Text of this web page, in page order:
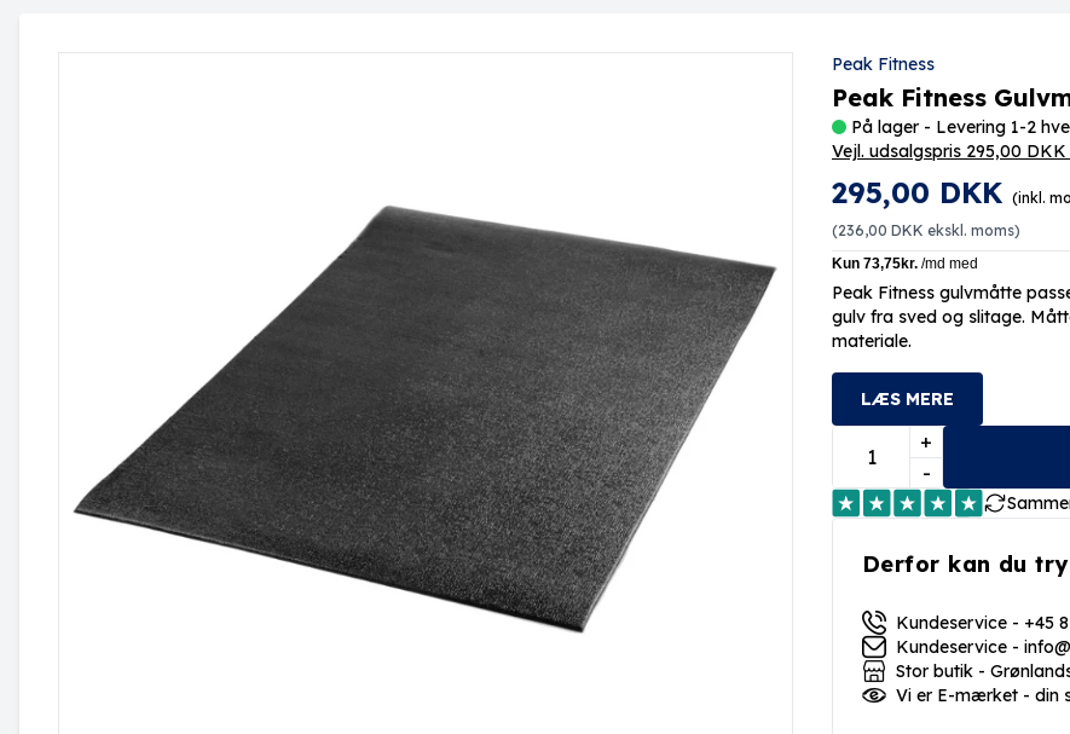
Peak Fitness
Peak Fitness
På lager - Levering 1-2
Vejl. udsalgspris 295,00 DKK
295,00 DKK (inkl.
(236,00 DKK ekskl. moms)
Peak Fitness gulvmåtte
gulv fra sved og slitage.
materiale.
LÆS MERE
+
-
Derfor kan du
Kundeservice - +45
Kundeservice -
Stor butik -
Vi er E-mærket - din